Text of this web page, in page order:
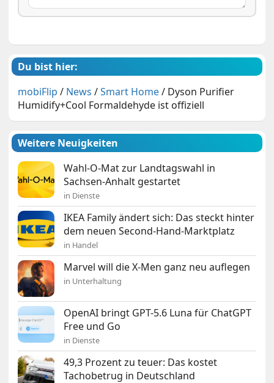
Du bist hier:
mobiFlip / News /Smart Home/ Dyson Purifier
Humidify+Cool Formaldehyde ist offiziell
Weitere Neuigkeiten
Wahl-O-Mat zur Landtagswahl in
Sachsen-Anhalt gestartet
in Dienste
IKEA Family ändert sich: Das steckt hinter
dem neuen Second-Hand-Marktplatz
in Handel
Marvel will die X-Men ganz neu auflegen
in Unterhaltung
OpenAI bringt GPT-5.6 Luna für ChatGPT
Free und Go
in Dienste
49,3 Prozent zu teuer: Das kostet
Tachobetrug in Deutschland